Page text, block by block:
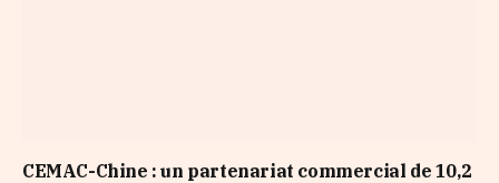
CEMAC-Chine : un partenariat commercial de 10,2